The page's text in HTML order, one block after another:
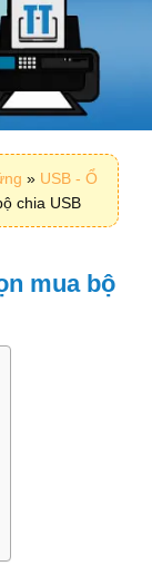
» USB - Ổ
chia USB
mua bộ